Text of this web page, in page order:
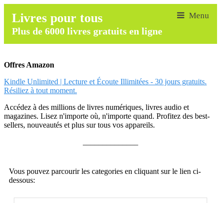
Livres pour tous
Plus de 6000 livres gratuits en ligne
Offres Amazon
Kindle Unlimited | Lecture et Écoute Illimitées - 30 jours gratuits.
Résiliez à tout moment.
Accédez à des millions de livres numériques, livres audio et
magazines. Lisez n'importe où, n'importe quand. Profitez des best-
sellers, nouveautés et plus sur tous vos appareils.
Vous pouvez parcourir les categories en cliquant sur le lien ci-
dessous: